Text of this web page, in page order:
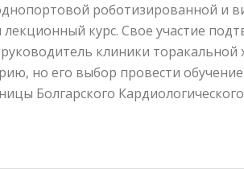
роботизированной и
курс. Свое участие
клиники торакальной
но его выбор провести
Болгарского